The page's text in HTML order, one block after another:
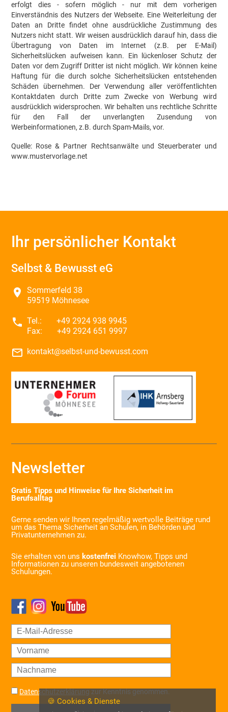
erfolgt dies - sofern möglich - nur mit dem vorherigen
Einverständnis des Nutzers der Webseite. Eine Weiterleitung der
Daten an Dritte findet ohne ausdrückliche Zustimmung des
Nutzers nicht statt. Wir weisen ausdrücklich darauf hin, dass die
Übertragung von Daten im Internet (z.B. per E-Mail)
Sicherheitslücken aufweisen kann. Ein lückenloser Schutz der
Daten vor dem Zugriff Dritter ist nicht möglich. Wir können keine
Haftung für die durch solche Sicherheitslücken entstehenden
Schäden übernehmen. Der Verwendung aller veröffentlichten
Kontaktdaten durch Dritte zum Zwecke von Werbung wird
ausdrücklich widersprochen. Wir behalten uns rechtliche Schritte
für den Fall der unverlangten Zusendung von
Werbeinformationen, z.B. durch Spam-Mails, vor.
Quelle: Rose & Partner Rechtsanwälte und Steuerberaterund
www.mustervorlage.net
Ihr persönlicher Kontakt
Selbst & Bewusst eG
place
Sommerfeld 38
59519 Möhnesee
phone Tel.:
+49 2924 938 9945
Fax:
+49 2924 651 9997
mail_outline kontakt@selbst-und-bewusst.com
Newsletter
Gratis Tipps und Hinweise für Ihre Sicherheit im
Berufsalltag
Gerne senden wir Ihnen regelmäßig wertvolle Beiträge rund
um das Thema Sicherheit an Schulen, in Behörden und
Privatunternehmen zu.
Sie erhalten von uns kostenfrei Knowhow, Tipps und
Informationen zu unseren bundesweit angebotenen
Schulungen.
Datenschutzerklärungzur Kenntnis genommen.
🍪 Cookies & Dienste